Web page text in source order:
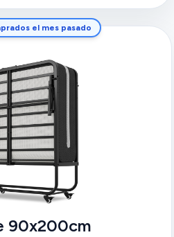
el mes pasado
90x200cm